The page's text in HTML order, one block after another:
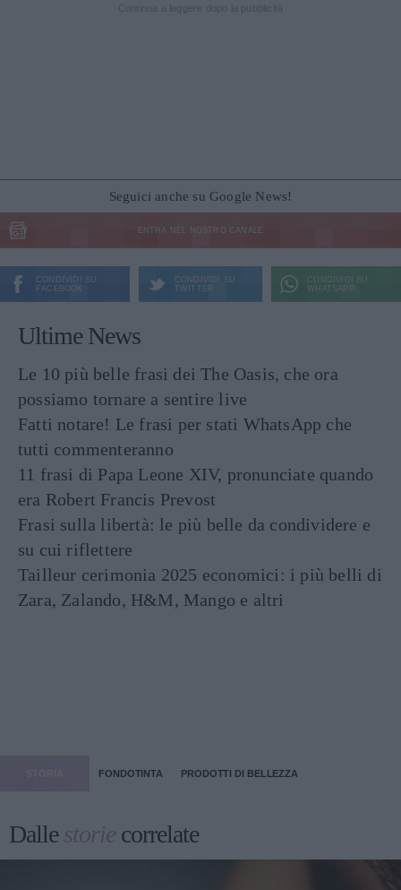
Seguici anche su Google News!
ENTRA NEL NOSTRO CANALE
CONDIVIDI SU
FACEBOOK
CONDIVIDI SU
TWITTER
CONDIVIDI SU
WHATSAPP
Ultime News
Le 10 più belle frasi dei The Oasis, che ora
possiamo tornare a sentire live
Fatti notare! Le frasi per stati WhatsApp che
tutti commenteranno
11 frasi di Papa Leone XIV, pronunciate quando
era Robert Francis Prevost
Frasi sulla libertà: le più belle da condividere e
su cui riflettere
Tailleur cerimonia 2025 economici: i più belli di
Zara, Zalando, H&M, Mango e altri
FONDOTINTA PRODOTTI DI BELLEZZA
Dallestorie correlate